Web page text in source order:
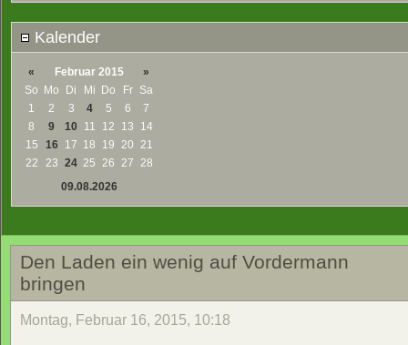
Kalender
« Februar 2015
»
So Mo Di Mi Do Fr
Sa
1
2 3 4 5 6
7
8
9 10 11 12 13
14
15
16 17 18 19 20 21
22
23 24 25 26 27 28
09.08.2026
Den Laden ein wenig auf Vordermann
bringen
Montag, Februar 16, 2015, 10:18